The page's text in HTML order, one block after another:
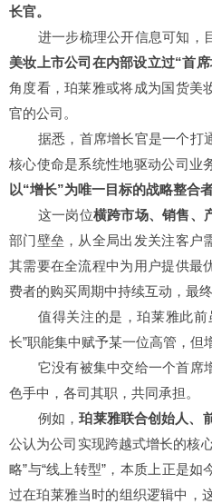
长官。
进一步梳理公开信息可知，
美妆上市公司在内部设立过“首
角度看，珀莱雅或将成为国货美
官的公司。
据悉，首席增长官是一个打
核心使命是系统性地驱动公司业
以“增长”为唯一目标的战略整合
这一岗位横跨市场、销售、
部门壁垒，从全局出发关注客户
其需要在全流程中为用户提供最
费者的购买周期中持续互动，最
值得关注的是，珀莱雅此
长”职能集中赋予某一位高管，但
它没有被集中交给一个首席
色手中，各司其职，共同承担。
例如，珀莱雅联合创始人、
公认为公司实现跨越式增长的核
略”与“线上转型”，本质上正是
过在珀莱雅当时的组织逻辑中，